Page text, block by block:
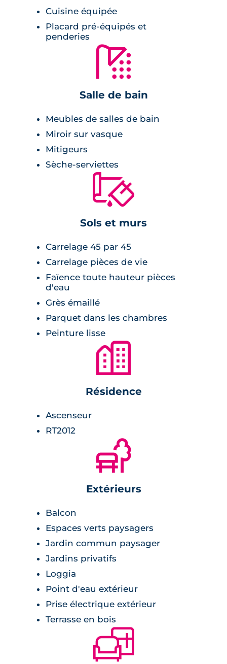
Cuisine équipée
Placard pré-équipés et
penderies
🚿
Salle de bain
Meubles de salles de bain
Miroir sur vasque
Mitigeurs
Sèche-serviettes
🔨
Sols et murs
Carrelage 45 par 45
Carrelage pièces de vie
Faïence toute hauteur pièces
d'eau
Grès émaillé
Parquet dans les chambres
Peinture lisse
🏙
Résidence
Ascenseur
RT2012
🌲
Extérieurs
Balcon
Espaces verts paysagers
Jardin commun paysager
Jardins privatifs
Loggia
Point d'eau extérieur
Prise électrique extérieur
Terrasse en bois
🛋